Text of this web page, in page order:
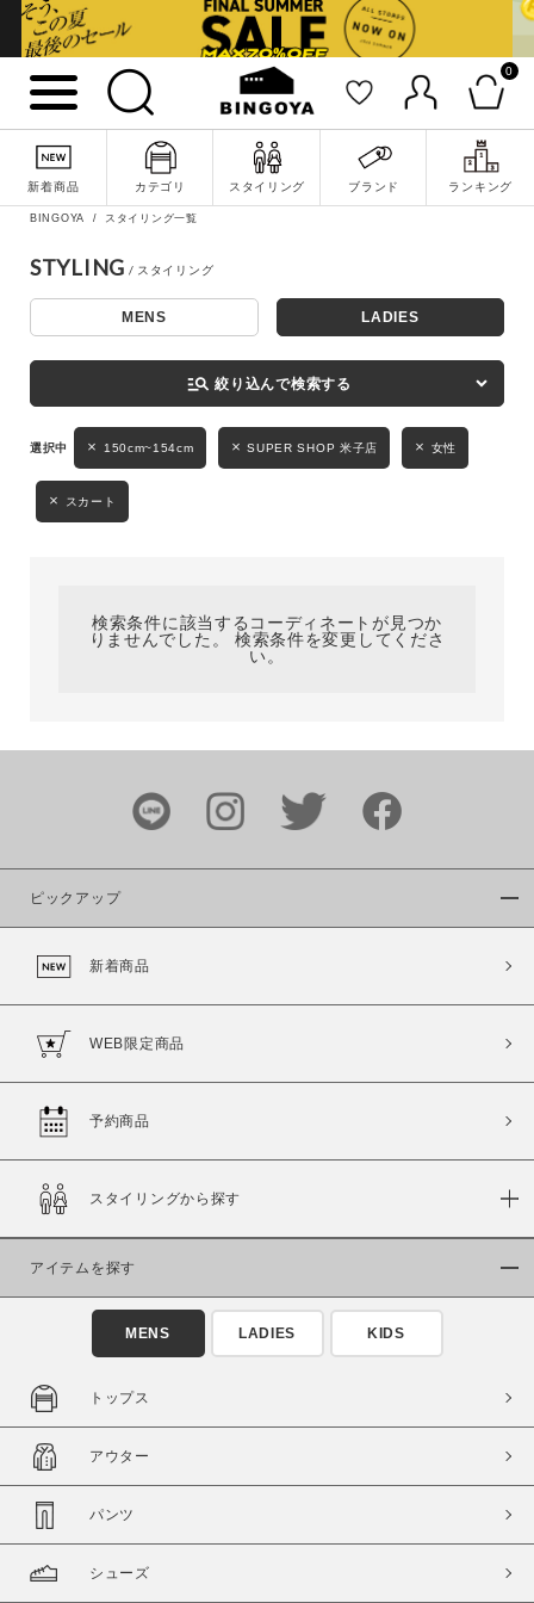
0
新着商品 カテゴリ スタイリング ブランド ランキング
詳細検索
キーワード
性別
MENS LADIES KIDS
ブランド
カラー
商品タイプ
通常商品
セール価格 WEB限定
在庫
在庫あり
BINGOYA スタイリング一覧
STYLING
MENS LADIES
manage_search 絞り込んで検索する
150cm~154cm SUPER SHOP 米子店 女性
スカート
検索条件に該当するコーディネートが見つか
りませんでした。 検索条件を変更してくださ
い。
ピックアップ
新着商品
WEB限定商品
予約商品
スタイリングから探す
アイテムを探す
MENS LADIES KIDS
トップス
アウター
パンツ
シューズ